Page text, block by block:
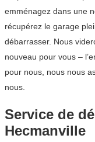
emménagez dans une
récupérez le garage
débarrasser. Nous
nouveau pour vous –
pour nous, nous nous
nous.
Service de
Hecmanville